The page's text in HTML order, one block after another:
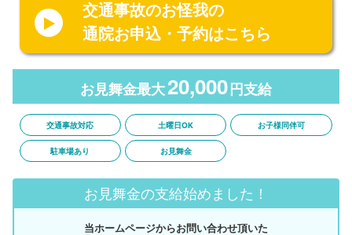
交通事故のお怪我の
通院お申込・予約はこちら
お見舞金最大20,000 円支給
交通事故対応 土曜日OK お子様同伴可
駐車場あり お見舞金
お見舞金の支給始めました！
当ホームページからお問い合わせ頂いた